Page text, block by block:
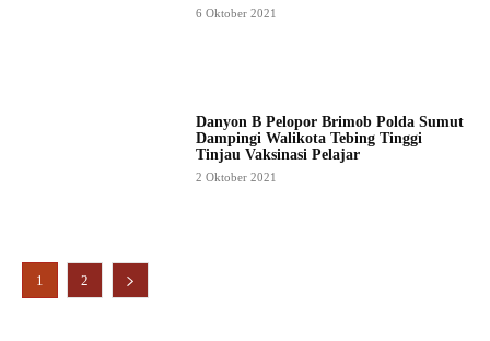
6 Oktober 2021
Danyon B Pelopor Brimob Polda Sumut
Dampingi Walikota Tebing Tinggi
Tinjau Vaksinasi Pelajar
2 Oktober 2021
1 2